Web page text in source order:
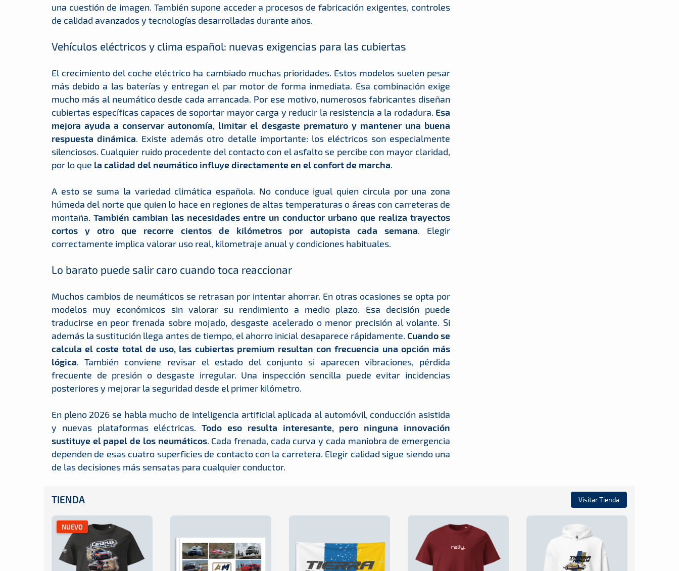
una cuestión de imagen. También supone acceder a procesos de fabricación exigentes, controles
de calidad avanzados y tecnologías desarrolladas durante años.
Vehículos eléctricos y clima español: nuevas exigencias para las cubiertas
El crecimiento del coche eléctrico ha cambiado muchas prioridades. Estos modelos suelen pesar
más debido a las baterías y entregan el par motor de forma inmediata. Esa combinación exige
mucho más al neumático desde cada arrancada. Por ese motivo, numerosos fabricantes diseñan
cubiertas específicas capaces de soportar mayor carga y reducir la resistencia a la rodadura. Esa
mejora ayuda a conservar autonomía, limitar el desgaste prematuro y mantener una buena
respuesta dinámica. Existe además otro detalle importante: los eléctricos son especialmente
silenciosos. Cualquier ruido procedente del contacto con el asfalto se percibe con mayor claridad,
por lo que la calidad del neumático influye directamente en el confort de marcha.
A esto se suma la variedad climática española. No conduce igual quien circula por una zona
húmeda del norte que quien lo hace en regiones de altas temperaturas o áreas con carreteras de
montaña. También cambian las necesidades entre un conductor urbano que realiza trayectos
cortos y otro que recorre cientos de kilómetros por autopista cada semana. Elegir
correctamente implica valorar uso real, kilometraje anual y condiciones habituales.
Lo barato puede salir caro cuando toca reaccionar
Muchos cambios de neumáticos se retrasan por intentar ahorrar. En otras ocasiones se opta por
modelos muy económicos sin valorar su rendimiento a medio plazo. Esa decisión puede
traducirse en peor frenada sobre mojado, desgaste acelerado o menor precisión al volante. Si
además la sustitución llega antes de tiempo, el ahorro inicial desaparece rápidamente. Cuando se
calcula el coste total de uso, las cubiertas premium resultan con frecuencia una opción más
lógica. También conviene revisar el estado del conjunto si aparecen vibraciones, pérdida
frecuente de presión o desgaste irregular. Una inspección sencilla puede evitar incidencias
posteriores y mejorar la seguridad desde el primer kilómetro.
En pleno 2026 se habla mucho de inteligencia artificial aplicada al automóvil, conducción asistida
y nuevas plataformas eléctricas.Todo eso resulta interesante, pero ninguna innovación
sustituye el papel de los neumáticos. Cada frenada, cada curva y cada maniobra de emergencia
dependen de esas cuatro superficies de contacto con la carretera. Elegir calidad sigue siendo una
de las decisiones más sensatas para cualquier conductor.
TIENDA Visitar Tienda
NUEVO